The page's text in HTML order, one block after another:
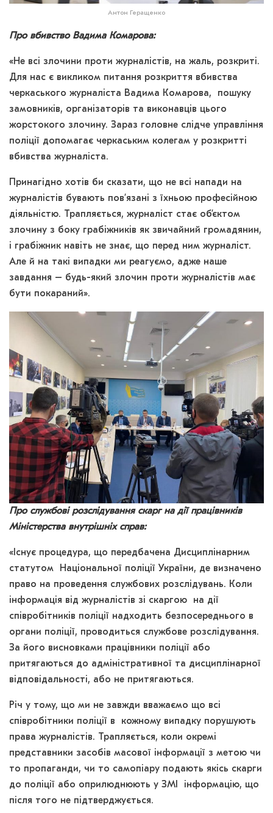
Антон Геращенко
Про вбивство Вадима Комарова:
«Не всі злочини проти журналістів, на жаль, розкриті.
Для нас є викликом питання розкриття вбивства
черкаського журналіста Вадима Комарова, пошуку
замовників, організаторів та виконавців цього
жорстокого злочину. Зараз головне слідче управління
поліції допомагає черкаським колегам у розкритті
вбивства журналіста.
Принагідно хотів би сказати, що не всі напади на
журналістів бувають пов’язані з їхньою професійною
діяльністю. Трапляється, журналіст стає об’єктом
злочину з боку грабіжників як звичайний громадянин,
і грабіжник навіть не знає, що перед ним журналіст.
Але й на такі випадки ми реагуємо, адже наше
завдання – будь-який злочин проти журналістів має
бути покараний».
Про службові розслідування скарг на дії працівників
Міністерства внутрішніх справ:
«Існує процедура, що передбачена Дисциплінарним
статутом Національної поліції України, де визначено
право на проведення службових розслідувань. Коли
інформація від журналістів зі скаргою на дії
співробітників поліції надходить безпосереднього в
органи поліції, проводиться службове розслідування.
За його висновками працівники поліції або
притягаються до адміністративної та дисциплінарної
відповідальності, або не притягаються.
Річ у тому, що ми не завжди вважаємо що всі
співробітники поліції в кожному випадку порушують
права журналістів. Трапляється, коли окремі
представники засобів масової інформації з метою чи
то пропаганди, чи то самопіару подають якісь скарги
до поліції або оприлюднюють у ЗМІ інформацію, що
після того не підтверджується.